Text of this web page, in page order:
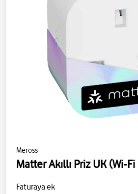
Meross
Matter Akıllı Priz UK
Faturaya ek